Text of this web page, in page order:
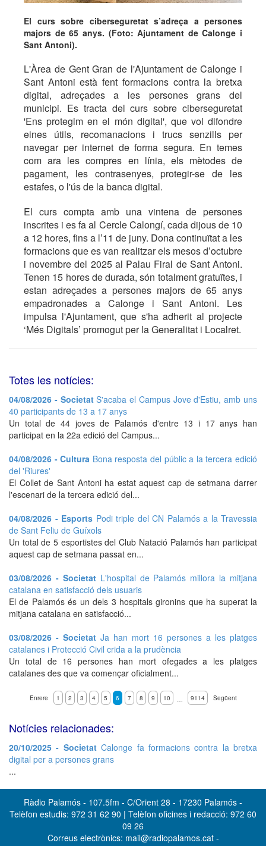
El curs sobre ciberseguretat s’adreça a persones
majors de 65 anys. (Foto: Ajuntament de Calonge i
Sant Antoni).
L'Àrea de Gent Gran de l'Ajuntament de Calonge i
Sant Antoni està fent formacions contra la bretxa
digital, adreçades a les persones grans del
municipi. Es tracta del curs sobre ciberseguretat
'Ens protegim en el món digital', que vol difondre
eines útils, recomanacions i trucs senzills per
navegar per internet de forma segura. En temes
com ara les compres en línia, els mètodes de
pagament, les contrasenyes, protegir-se de les
estafes, o l'ús de la banca digital.
El curs compta amb una vintena de persones
inscrites i es fa al Cercle Calongí, cada dijous de 10
a 12 hores, fins a l’11 de juny. Dona continuïtat a les
formacions que es van realitzar els mesos d’octubre
i novembre del 2025 al Palau Firal de Sant Antoni.
Tenen 15 hores de durada, són totalment gratuïtes, i
estan adreçades a persones majors de 65 anys
empadronades a Calonge i Sant Antoni. Les
impulsa l'Ajuntament, que s'ha adherit al projecte
‘Més Digitals’ promogut per la Generalitat i Localret.
Totes les notícies:
04/08/2026 - SocietatS'acaba el Campus Jove d'Estiu, amb uns
40 participants de 13 a 17 anys
Un total de 44 joves de Palamós d'entre 13 i 17 anys han
participat en la 22a edició del Campus...
04/08/2026 - Cultura Bona resposta del públic a la tercera edició
del 'Riures'
El Collet de Sant Antoni ha estat aquest cap de setmana darrer
l'escenari de la tercera edició del...
04/08/2026 - Esports Podi triple del CN Palamós a la Travessia
de Sant Feliu de Guíxols
Un total de 5 esportistes del Club Natació Palamós han participat
aquest cap de setmana passat en...
03/08/2026 - Societat L'hospital de Palamós millora la mitjana
catalana en satisfacció dels usuaris
El de Palamós és un dels 3 hospitals gironins que ha superat la
mitjana catalana en satisfacció...
03/08/2026 - Societat Ja han mort 16 persones a les platges
catalanes i Protecció Civil crida a la prudència
Un total de 16 persones han mort ofegades a les platges
catalanes des que va començar oficialment...
Enrere 1 2 3 4 5 6 7 8 9 10 … 9114 Següent
Notícies relacionades:
20/10/2025 - SocietatCalonge fa formacions contra la bretxa
digital per a persones grans
...
Ràdio Palamós - 107.5fm - C/Orient 28 - 17230 Palamós -
Telèfon estudis: 972 31 62 90 | Telèfon oficines i redacció: 972 60
09 26
Correus electrònics: mail@radiopalamos.cat -